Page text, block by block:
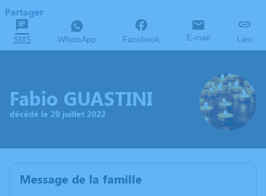
Partager
SMS WhatsApp Facebook E-mail Lien
Fabio GUASTINI
décédé le 29 juillet 2022
Message de la famille